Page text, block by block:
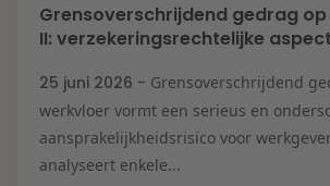
Grensoverschrijdend gedrag
II: verzekeringsrechtelijke
25 juni 2026 - Grensoverschrijdend
werkvloer vormt een serieus en
aansprakelijkheidsrisico voor
analyseert enkele...